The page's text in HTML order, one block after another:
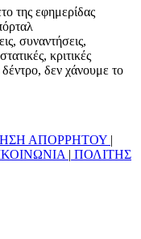
της εφημερίδας
συναντήσεις,
κριτικές
δεν χάνουμε το
ΑΠΟΡΡΗΤΟΥ |
| ΠΟΛΙΤΗΣ